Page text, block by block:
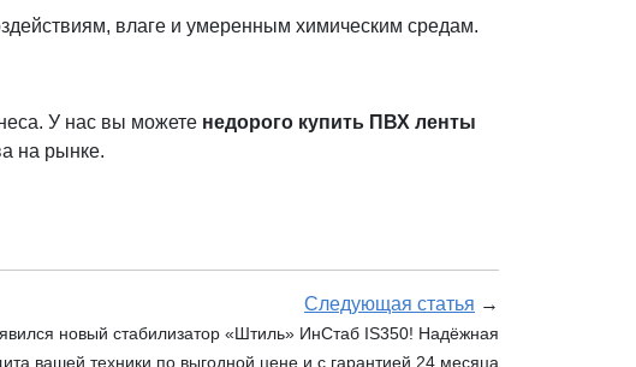
влаге и умеренным химическим средам.
У нас вы можете недорого купить ПВХ ленты
на рынке.
Следующая статья →
новый стабилизатор «Штиль» ИнСтаб IS350! Надёжная
вашей техники по выгодной цене и с гарантией 24 месяца